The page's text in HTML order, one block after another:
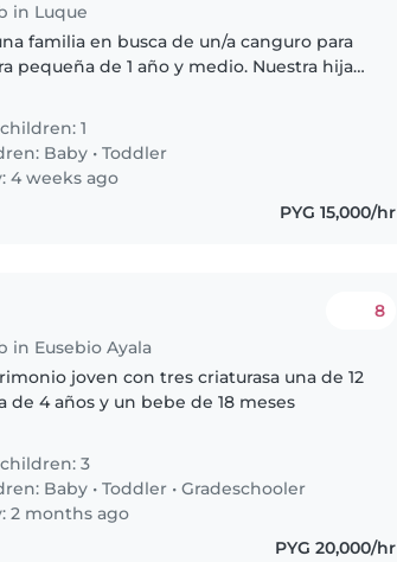
in Luque
familia en busca de un/a canguro para
pequeña de 1 año y medio. Nuestra hija
a,..
1
Baby •Toddler
4 weeks ago
PYG 15,000/hr
in Eusebio Ayala
8
joven con tres criaturasa una de 12
de 4 años y un bebe de 18 meses
3
Baby •Toddler •Gradeschooler
2 months ago
PYG 20,000/hr